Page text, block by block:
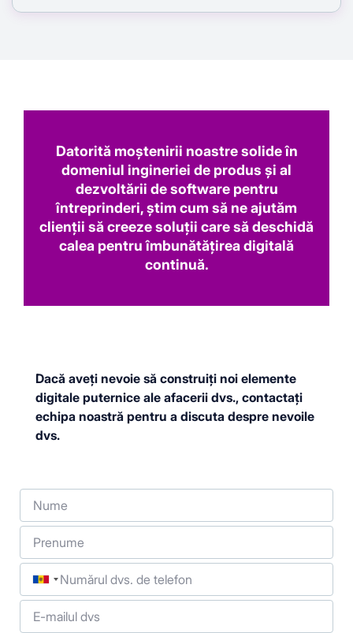
Datorită moștenirii noastre solide în
domeniul ingineriei de produs și al
dezvoltării de software pentru
întreprinderi, știm cum să ne ajutăm
clienții să creeze soluții care să deschidă
calea pentru îmbunătățirea digitală
continuă.
Dacă aveți nevoie să construiți noi elemente
digitale puternice ale afacerii dvs., contactați
echipa noastră pentru a discuta despre nevoile
dvs.
Nume
Prenume
Telefon
E-mailul dvs